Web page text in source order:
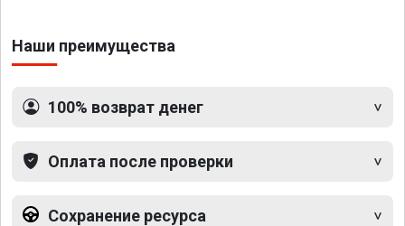
Наши преимущества
100% возврат денег
Оплата после проверки
Сохранение ресурса